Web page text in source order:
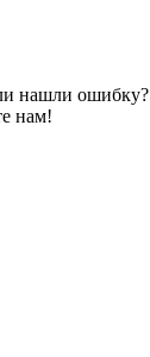
нашли ошибку?
нам!